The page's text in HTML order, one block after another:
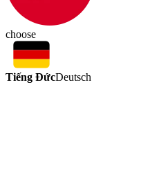
choose
Tiếng ĐứcDeutsch